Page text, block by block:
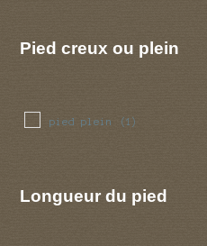
Pied creux ou plein
pied plein (1)
Longueur du pied